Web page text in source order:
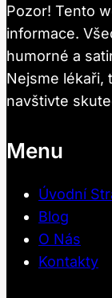
Pozor! Tento
informace.
humorné a
Nejsme lékaři,
navštivte
Menu
Úvodní
Blog
O Nás
Kontakty